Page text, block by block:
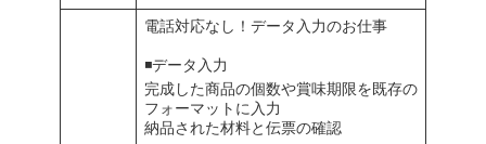
電話対応なし！データ入力のお仕事
◾️データ入力
完成した商品の個数や賞味期限を既存の
フォーマットに入力
納品された材料と伝票の確認